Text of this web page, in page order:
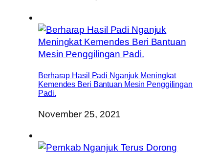
Berharap Hasil Padi Nganjuk Meningkat
Kemendes Beri Bantuan Mesin Penggilingan
Padi.
November 25, 2021